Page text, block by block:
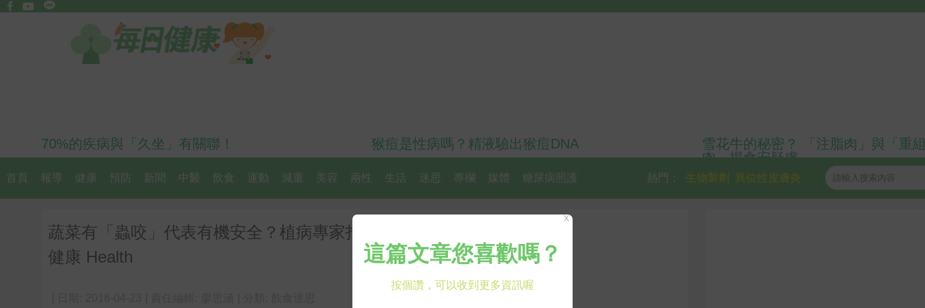
70%的疾病與「久坐」有關聯！ 猴痘是性病嗎？精液驗出猴痘DNA
雪花牛的秘密？ 「注脂肉」與「重
肉」揭食安疑慮
首頁 報導 健康 預防 新聞 中醫 飲食 運動 減重 美容 兩性 生活 迷思 專欄 媒體 糖尿病照護 異位性皮膚炎
生物製劑
熱門：
蔬菜有「蟲咬」代表有機安全？植病專家打臉：農藥毒害仍在｜每日
健康 Health
X